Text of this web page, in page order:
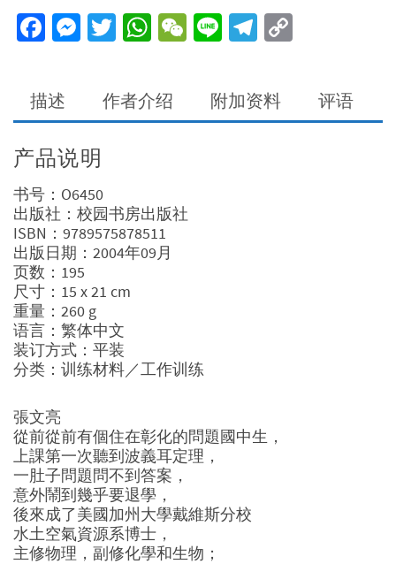
Facebook
Messenger
Twitter
WhatsApp
WeChat
LineTelegram
描述 作者介绍 附加资料 评语
产品说明
书号：O6450
出版社：校园书房出版社
ISBN：9789575878511
出版日期：2004年09月
页数：195
尺寸：15 x 21 cm
重量：260 g
语言：繁体中文
装订方式：平装
分类：训练材料／工作训练
張文亮
從前從前有個住在彰化的問題國中生，
上課第一次聽到波義耳定理，
一肚子問題問不到答案，
意外鬧到幾乎要退學，
後來成了美國加州大學戴維斯分校
水土空氣資源系博士，
主修物理，副修化學和生物；